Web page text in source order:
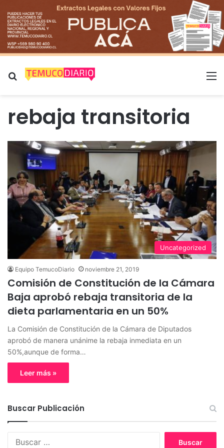
Buscar por
rebaja transitoria
Uncategorized
Equipo TemucoDiario noviembre 21, 2019
Comisión de Constitución de la Cámara
Baja aprobó rebaja transitoria de la
dieta parlamentaria en un 50%
La Comisión de Constitución de la Cámara de Diputados
aprobó de manera unánime la rebaja inmediata en un
50%,aunque de forma…
Leer más »
Buscar Publicación